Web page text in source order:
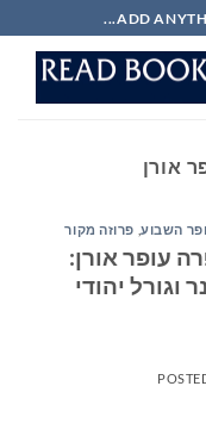
ADD
אורן
השבוע, פרוזה מקור
עופר אורן:
יהודי